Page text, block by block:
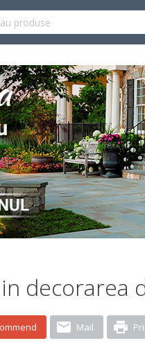
decorarea
Mail